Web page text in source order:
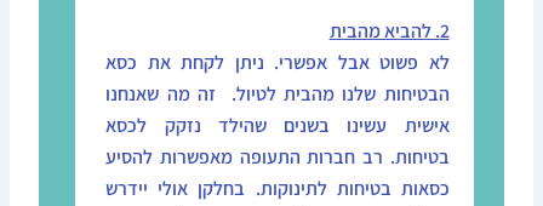
2. להביא מהבית
לא פשוט אבל אפשרי. ניתן לקחת את כסא
הבטיחות שלנו מהבית לטיול.
זה מה שאנחנו
אישית עשינו בשנים שהילד נזקק לכסא
בטיחות. רב חברות התעופה מאפשרות להסיע
כסאות בטיחות לתינוקות. בחלקן אולי יידרש